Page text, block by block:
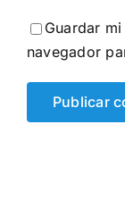
Guardar
navegador